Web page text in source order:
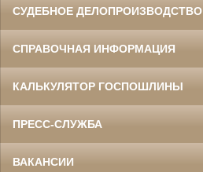
СУДЕБНОЕ ДЕЛОПРОИЗВОДСТВО
СПРАВОЧНАЯ ИНФОРМАЦИЯ
КАЛЬКУЛЯТОР ГОСПОШЛИНЫ
ПРЕСС-СЛУЖБА
ВАКАНСИИ